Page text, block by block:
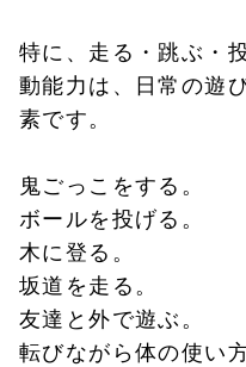
特に、走る・跳ぶ・
動能力は、日常の遊
素です。
鬼ごっこをする。
ボールを投げる。
木に登る。
坂道を走る。
友達と外で遊ぶ。
転びながら体の使い